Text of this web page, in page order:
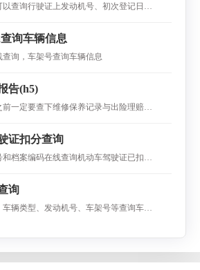
查询行驶证上发动机号、初次登记日
期车型等相关信息，但不查询到车主的
询车辆信息
查询，车架号查询车辆信息
告(h5)
前一定要查下维修保养记录与出险理赔记
先由车主买单
证扣分查询
和档案编码在线查询机动车驾驶证已扣分
询
车辆类型、发动机号、车架号等查询车辆